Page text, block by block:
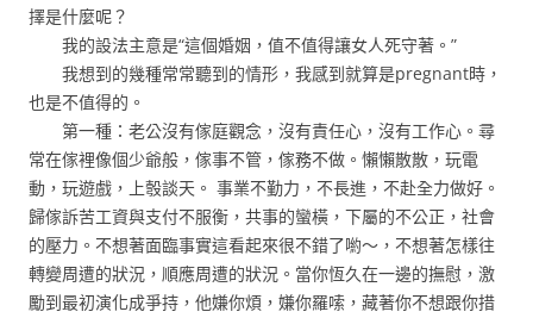
擇是什麼呢？
我的設法主意是“這個婚姻，值不值得讓女人死守著。”
我想到的幾種常常聽到的情形，我感到就算是pregnant時，
也是不值得的。
第一種：老公沒有傢庭觀念，沒有責任心，沒有工作心。尋
常在傢裡像個少爺般，傢事不管，傢務不做。懶懶散散，玩電
動，玩遊戲，上彀談天。 事業不勤力，不長進，不赴全力做好。
歸傢訴苦工資與支付不服衡，共事的蠻橫，下屬的不公正，社會
的壓力。不想著面臨事實這看起來很不錯了喲〜，不想著怎樣往
轉變周遭的狀況，順應周遭的狀況。當你恆久在一邊的撫慰，激
勵到最初演化成爭持，他嫌你煩，嫌你羅嗦，藏著你不想跟你措